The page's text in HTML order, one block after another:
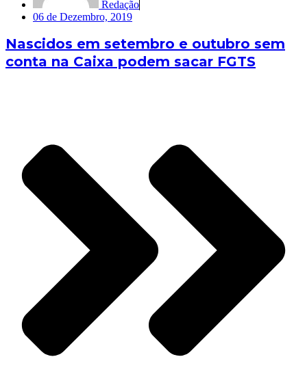
Redação
06 de Dezembro, 2019
Nascidos em setembro e outubro sem
conta na Caixa podem sacar FGTS